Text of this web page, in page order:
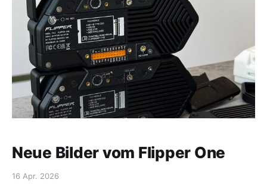
Neue Bilder vom Flipper One
16 Apr. 2026